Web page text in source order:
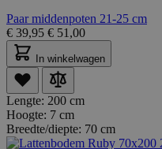
Paar middenpoten 21-25 cm
€ 39,95 € 51,00
In winkelwagen
Lengte: 200 cm
Hoogte: 7 cm
Breedte/diepte: 70 cm